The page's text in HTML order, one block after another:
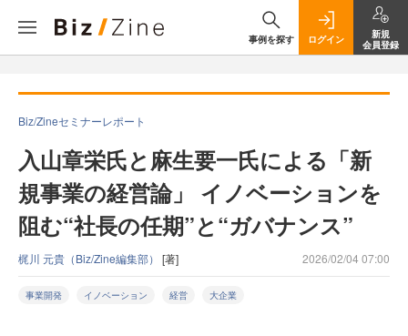
事例を探す ログイン
新規
会員登録
Biz/Zineセミナーレポート
入山章栄氏と麻生要一氏による「新
規事業の経営論」 イノベーションを
阻む“社長の任期”と“ガバナンス”
梶川 元貴（Biz/Zine編集部） [著] 2026/02/04 07:00
事業開発 イノベーション 経営 大企業